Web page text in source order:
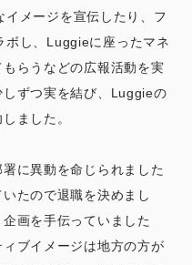
メージを宣伝したり、フ
ボし、Luggieに座ったマネ
らうなどの広報活動を実
ずつ実を結び、Luggieの
ました。
に異動を命じられました
たので退職を決めまし
画を手伝っていました
ブイメージは地方の方が